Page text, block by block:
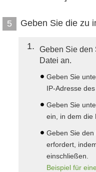
5 Geben Sie die zu
1
Geben Sie den
Datei an.
Geben Sie
IP-Adresse
Geben Sie
ein, in dem die
Geben Sie
erfordert,
einschließen.
Beispiel für